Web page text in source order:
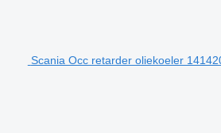
Scania Occ retarder oliekoeler